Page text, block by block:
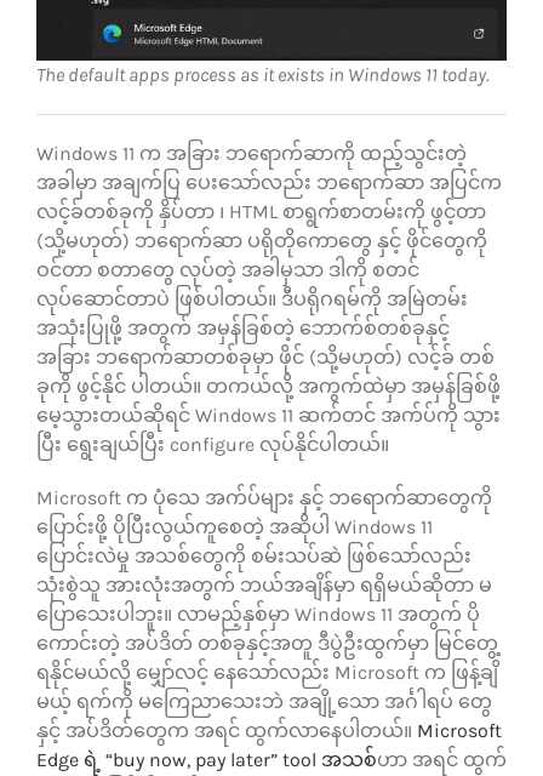
The default apps process as it exists in Windows 11 today.
Windows 11 က အခြား ဘရောက်ဆာကို ထည့်သွင်းတဲ့
အခါမှာ အချက်ပြ ပေးသော်လည်း ဘရောက်ဆာ အပြင်က
လင့်ခ်တစ်ခုကို နှိပ်တာ ၊ HTML စာရွက်စာတမ်းကို ဖွင့်တာ
(သို့မဟုတ်) ဘရောက်ဆာ ပရိုတိုကောတွေ နှင့် ဖိုင်တွေကို
ဝင်တာ စတာတွေ လုပ်တဲ့ အခါမှသာ ဒါကို စတင်
လုပ်ဆောင်တာပဲ ဖြစ်ပါတယ်။ ဒီပရိုဂရမ်ကို အမြဲတမ်း
အသုံးပြုဖို့ အတွက် အမှန်ခြစ်တဲ့ ဘောက်စ်တစ်ခုနှင့်
အခြား ဘရောက်ဆာတစ်ခုမှာ ဖိုင် (သို့မဟုတ်) လင့်ခ် တစ်
ခုကို ဖွင့်နိုင် ပါတယ်။ တကယ်လို့ အကွက်ထဲမှာ အမှန်ခြစ်ဖို့
မေ့သွားတယ်ဆိုရင် Windows 11 ဆက်တင် အက်ပ်ကို သွား
ပြီး ရွေးချယ်ပြီး configure လုပ်နိုင်ပါတယ်။
Microsoft က ပုံသေ အက်ပ်များ နှင့် ဘရောက်ဆာတွေကို
ပြောင်းဖို့ ပိုပြီးလွယ်ကူစေတဲ့ အဆိုပါ Windows 11
ပြောင်းလဲမှု အသစ်တွေကို စမ်းသပ်ဆဲ ဖြစ်သော်လည်း
သုံးစွဲသူ အားလုံးအတွက် ဘယ်အချိန်မှာ ရရှိမယ်ဆိုတာ မ
ပြောသေးပါဘူး။ လာမည့်နှစ်မှာ Windows 11 အတွက် ပို
ကောင်းတဲ့ အပ်ဒိတ် တစ်ခုနှင့်အတူ ဒီပွဲဦးထွက်မှာ မြင်တွေ့
ရနိုင်မယ်လို့ မျှော်လင့် နေသော်လည်း Microsoft က ဖြန့်ချိ
မယ့် ရက်ကို မကြေညာသေးဘဲ အချို့သော အင်္ဂါရပ် တွေ
နှင့် အပ်ဒိတ်တွေက အရင် ထွက်လာနေပါတယ်။ Microsoft
Edge ရဲ့ “buy now, pay later” tool အသစ်ဟာ အရင် ထွက်